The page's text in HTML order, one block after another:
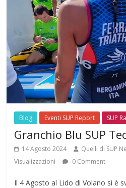
Blog Eventi SUP Report SUP
Granchio Blu SUP
14 Agosto 2024 Quelli di SUP
Visualizzazioni
0 Comment
Il 4 Agosto al Lido di Volano si è